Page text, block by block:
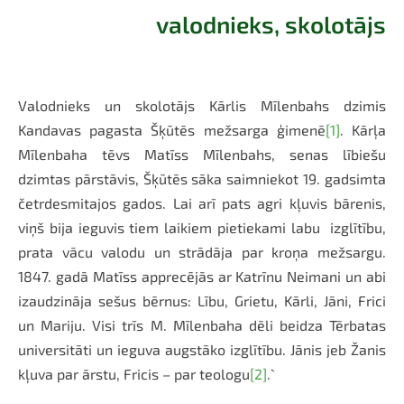
valodnieks, skolotājs
Valodnieks un skolotājs Kārlis Mīlenbahs dzimis
Kandavas pagasta Šķūtēs mežsarga ģimenē[1]. Kārļa
Mīlenbaha tēvs Matīss Mīlenbahs, senas lībiešu
dzimtas pārstāvis, Šķūtēs sāka saimniekot 19. gadsimta
četrdesmitajos gados. Lai arī pats agri kļuvis bārenis,
viņš bija ieguvis tiem laikiem pietiekami labu izglītību,
prata vācu valodu un strādāja par kroņa mežsargu.
1847. gadā Matīss apprecējās ar Katrīnu Neimani un abi
izaudzināja sešus bērnus: Lību, Grietu, Kārli, Jāni, Frici
un Mariju. Visi trīs M. Mīlenbaha dēli beidza Tērbatas
universitāti un ieguva augstāko izglītību. Jānis jeb Žanis
kļuva par ārstu, Fricis – par teologu[2].`